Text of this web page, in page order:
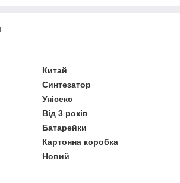
Китай
Синтезатор
Унісекс
Від 3 років
Батарейки
Картонна коробка
Новий